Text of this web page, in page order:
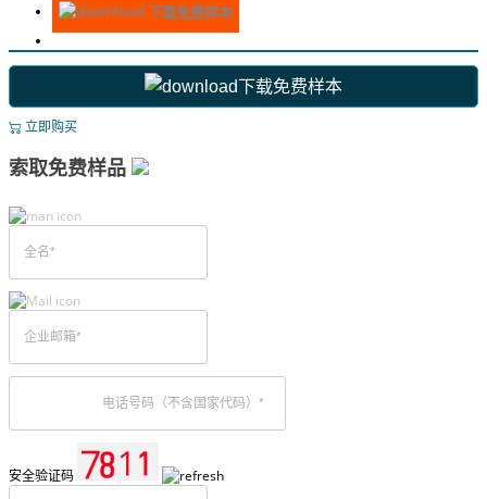
下载免费样本
下载免费样本
立即购买
索取免费样品
安全验证码